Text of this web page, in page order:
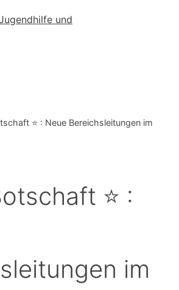
⭐️ : Neue Bereichsleitungen im
⭐️ :
im